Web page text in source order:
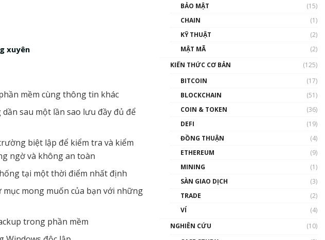
xuyên
mềm cùng thông tin khác
sau một lần sao lưu đầy đủ để
biệt lập để kiểm tra và kiểm
ngờ và không an toàn
tại một thời điểm nhất định
mong muốn của bạn với những
trong phần mềm
Blockchain
Nhân sự tương lại ngành
Blockchain Việt Nam | Phổ
cập Blockchain
Blockchain đang được ứng
BẢO MẬT
(15)
CHAIN
(1)
KỸ THUẬT
(2)
MẬT MÃ
(2)
KIẾN THỨC CƠ BẢN
(125)
BITCOIN
(17)
BLOCKCHAIN
(51)
COIN & TOKEN
(36)
DEFI
(19)
ĐỒNG THUẬN
(4)
ETHEREUM
(9)
MINING
(1)
SÀN GIAO DỊCH
(3)
TRADE
(2)
VÍ
(4)
NGHIÊN CỨU
(10)